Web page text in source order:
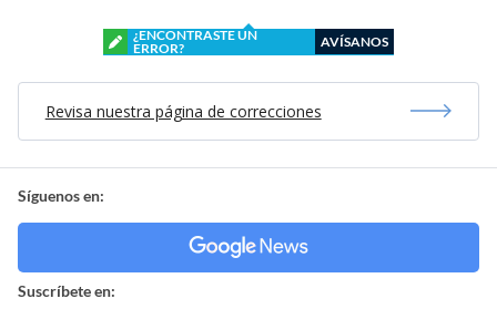
¿ENCONTRASTE UN
ERROR?
AVÍSANOS
Revisa nuestra página de correcciones
Síguenos en:
Suscríbete en: